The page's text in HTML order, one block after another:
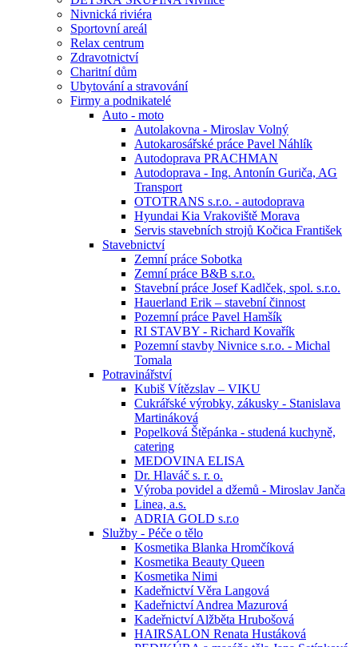
Nivnická riviéra
Sportovní areál
Relax centrum
Zdravotnictví
Charitní dům
Ubytování a stravování
Firmy a podnikatelé
Auto - moto
Autolakovna - Miroslav Volný
Autokarosářské práce Pavel Náhlík
Autodoprava PRACHMAN
Autodoprava - Ing. Antonín Guriča, AG
Transport
OTOTRANS s.r.o. - autodoprava
Hyundai Kia Vrakoviště Morava
Servis stavebních strojů Kočica František
Stavebnictví
Zemní práce Sobotka
Zemní práce B&B s.r.o.
Stavební práce Josef Kadlček, spol. s.r.o.
Hauerland Erik – stavební činnost
Pozemní práce Pavel Hamšík
RI STAVBY - Richard Kovařík
Pozemní stavby Nivnice s.r.o. - Michal
Tomala
Potravinářství
Kubiš Vítězslav – VIKU
Cukrářské výrobky, zákusky - Stanislava
Martináková
Popelková Štěpánka - studená kuchyně,
catering
MEDOVINA ELISA
Dr. Hlaváč s. r. o.
Výroba povidel a džemů - Miroslav Janča
Linea, a.s.
ADRIA GOLD s.r.o
Služby - Péče o tělo
Kosmetika Blanka Hromčíková
Kosmetika Beauty Queen
Kosmetika Nimi
Kadeřnictví Věra Langová
Kadeřnictví Andrea Mazurová
Kadeřnictví Alžběta Hrubošová
HAIRSALON Renata Hustáková